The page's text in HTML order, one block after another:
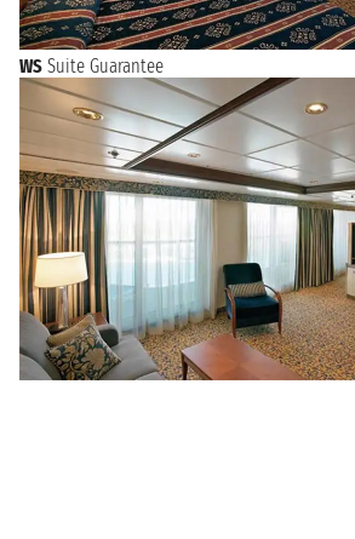
WS Suite Guarantee